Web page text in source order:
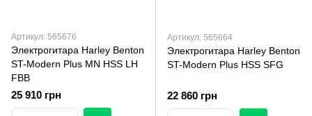
Артикул: 565676
Электрогитара Harley Benton
ST-Modern Plus MN HSS LH
FBB
25 910 грн
Артикул: 565664
Электрогитара Harley Benton
ST-Modern Plus HSS SFG
22 860 грн